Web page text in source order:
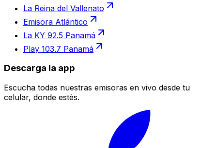
La Reina del Vallenato
Emisora Atlántico
La KY 92.5 Panamá
Play 103.7 Panamá
Descarga la app
Escucha todas nuestras emisoras en vivo desde tu
celular, donde estés.